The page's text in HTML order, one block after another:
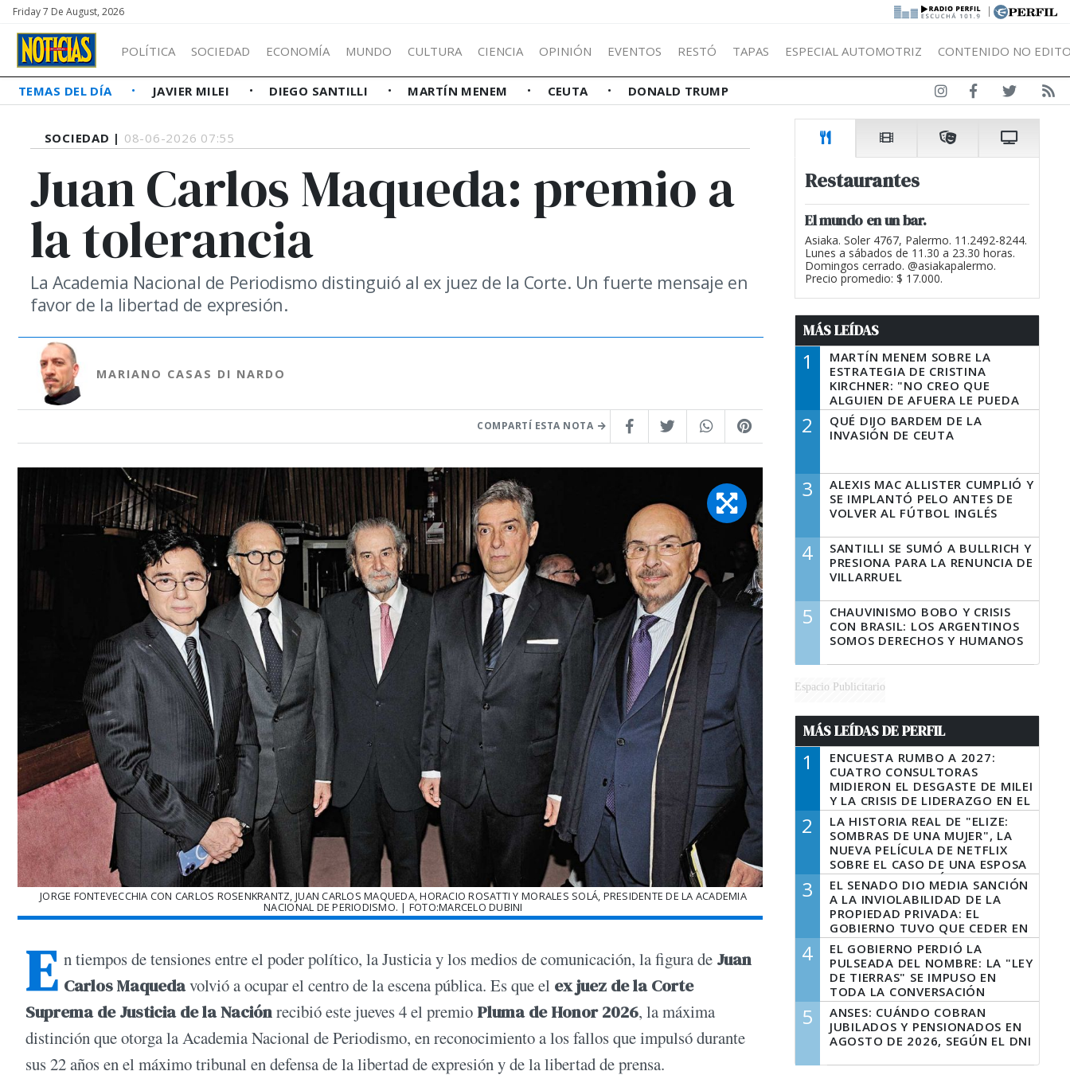
Friday 7 De August, 2026 |
POLÍTICA SOCIEDAD ECONOMÍA MUNDO CULTURA CIENCIA OPINIÓN EVENTOS RESTÓ TAPAS ESPECIAL AUTOMOTRIZ CONTENIDO NO
TEMAS DEL DÍA JAVIER MILEI DIEGO SANTILLI MARTÍN MENEM CEUTA DONALD TRUMP
SOCIEDAD | 08-06-2026 07:55
Juan Carlos Maqueda: premio a
la tolerancia
La Academia Nacional de Periodismo distinguió al ex juez de la Corte. Un fuerte mensaje en
favor de la libertad de expresión.
MARIANO CASAS DI NARDO
COMPARTÍ ESTA NOTA
JORGE FONTEVECCHIA CON CARLOS ROSENKRANTZ, JUAN CARLOS MAQUEDA, HORACIO ROSATTI Y MORALES SOLÁ, PRESIDENTE DE LA ACADEMIA
NACIONAL DE PERIODISMO. | FOTO:MARCELO DUBINI
E n tiempos de tensiones entre el poder político, la Justicia y los medios de comunicación, la figura de Juan
Carlos Maquedavolvió a ocupar el centro de la escena pública. Es que el ex juez de la Corte
Suprema de Justicia de la Naciónrecibió este jueves 4 el premio Pluma de Honor 2026, la máxima
distinción que otorga la Academia Nacional de Periodismo, en reconocimiento a los fallos que impulsó durante
sus 22 años en el máximo tribunal en defensa de la libertad de expresión y de la libertad de prensa.
Restaurantes
El mundo en un bar.
Asiaka. Soler 4767, Palermo. 11.2492-8244.
Lunes a sábados de 11.30 a 23.30 horas.
Domingos cerrado. @asiakapalermo.
Precio promedio: $ 17.000.
MÁS LEÍDAS
1
MARTÍN MENEM SOBRE LA
ESTRATEGIA DE CRISTINA
KIRCHNER: "NO CREO QUE
ALGUIEN DE AFUERA LE PUEDA
DECIR A LA JUSTICIA LO QUE
TIENE QUE HACER"
2
QUÉ DIJO BARDEM DE LA
INVASIÓN DE CEUTA
3
ALEXIS MAC ALLISTER CUMPLIÓ Y
SE IMPLANTÓ PELO ANTES DE
VOLVER AL FÚTBOL INGLÉS
4
SANTILLI SE SUMÓ A BULLRICH Y
PRESIONA PARA LA RENUNCIA DE
VILLARRUEL
5
CHAUVINISMO BOBO Y CRISIS
CON BRASIL: LOS ARGENTINOS
SOMOS DERECHOS Y HUMANOS
Espacio Publicitario
MÁS LEÍDAS DE PERFIL
1
ENCUESTA RUMBO A 2027:
CUATRO CONSULTORAS
MIDIERON EL DESGASTE DE MILEI
Y LA CRISIS DE LIDERAZGO EN EL
PERONISMO
2
LA HISTORIA REAL DE "ELIZE:
SOMBRAS DE UNA MUJER", LA
NUEVA PELÍCULA DE NETFLIX
SOBRE EL CASO DE UNA ESPOSA
QUE DESCUARTIZÓ A SU
MARIDO
3
EL SENADO DIO MEDIA SANCIÓN
A LA INVIOLABILIDAD DE LA
PROPIEDAD PRIVADA: EL
GOBIERNO TUVO QUE CEDER EN
LA LEY DEL MANEJO DEL FUEGO
4
EL GOBIERNO PERDIÓ LA
PULSEADA DEL NOMBRE: LA "LEY
DE TIERRAS" SE IMPUSO EN
TODA LA CONVERSACIÓN
DIGITAL
5
ANSES: CUÁNDO COBRAN
JUBILADOS Y PENSIONADOS EN
AGOSTO DE 2026, SEGÚN EL DNI